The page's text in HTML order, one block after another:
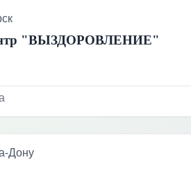
"ВЫЗДОРОВЛЕНИЕ"
Дону